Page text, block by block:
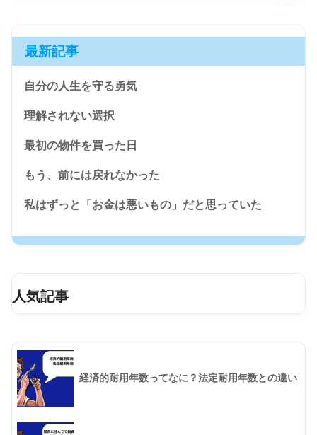
最新記事
自分の人生を守る勇気
理解されない選択
最初の物件を買った日
もう、前には戻れなかった
私はずっと「お金は悪いもの」だと思っていた
人気記事
経済的耐用年数ってなに？法定耐用年数との違い